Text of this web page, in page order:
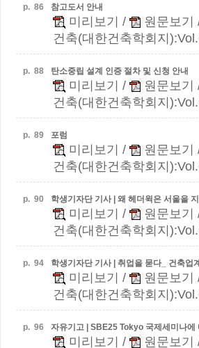
p. 86 참고도서 안내
미리보기 / 원문보기
건축(대한건축학회지
p. 88 탄소중립 설계 인증 절차 및 신청 안내
미리보기 / 원문보기
건축(대한건축학회지
p. 89 포럼
미리보기 / 원문보기
건축(대한건축학회지
p. 90 학생기자단 기사 | 왜 헤더윅은 서울을
미리보기 / 원문보기
건축(대한건축학회지
p. 94 학생기자단 기사 | 취업을 묻다_ 건축업
미리보기 / 원문보기
건축(대한건축학회지
p. 96 자유기고 | SBE25 Tokyo 국제세미나에
미리보기 / 원문보기